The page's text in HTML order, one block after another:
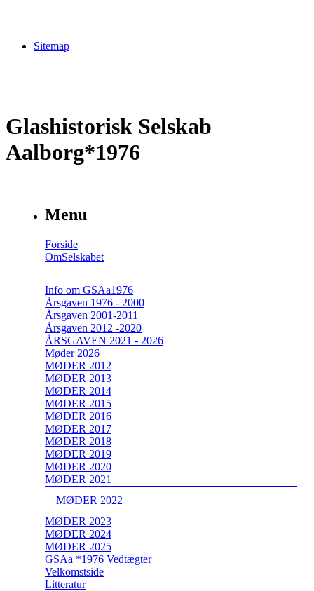
Sitemap
Glashistorisk Selskab
Aalborg*1976
Menu
Forside
OmSelskabet
Info om GSAa1976
Årsgaven 1976 - 2000
Årsgaven 2001-2011
Årsgaven 2012 -2020
ÅRSGAVEN 2021 - 2026
Møder 2026
MØDER 2012
MØDER 2013
MØDER 2014
MØDER 2015
MØDER 2016
MØDER 2017
MØDER 2018
MØDER 2019
MØDER 2020
MØDER 2021
MØDER 2022
MØDER 2023
MØDER 2024
MØDER 2025
GSAa *1976 Vedtægter
Velkomstside
Litteratur